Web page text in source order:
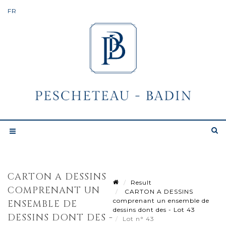
CARTON A DESSINS
COMPRENANT UN
ENSEMBLE DE
DESSINS DONT DES -
Result
CARTON A DESSINS
comprenant un ensemble de
dessins dont des - Lot 43
Lot n° 43